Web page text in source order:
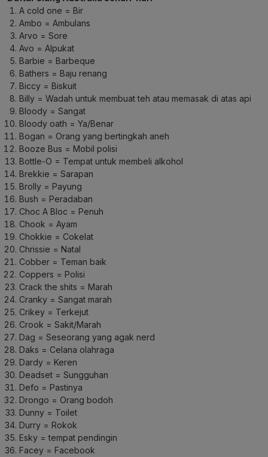
A cold one = Bir
Ambo = Ambulans
Arvo = Sore
Avo = Alpukat
Barbie = Barbeque
Bathers = Baju renang
Biccy = Biskuit
Billy = Wadah untuk membuat teh atau memasak di atas api
Bloody = Sangat
Bloody oath = Ya/Benar
Bogan = Orang yang bertingkah aneh
Booze Bus = Mobil polisi
Bottle-O = Tempat untuk membeli alkohol
Brekkie = Sarapan
Brolly = Payung
Bush = Peradaban
Choc A Bloc = Penuh
Chook = Ayam
Chokkie = Cokelat
Chrissie = Natal
Cobber = Teman baik
Coppers = Polisi
Crack the shits = Marah
Cranky = Sangat marah
Crikey = Terkejut
Crook = Sakit/Marah
Dag = Seseorang yang agak nerd
Daks = Celana olahraga
Dardy = Keren
Deadset = Sungguhan
Defo = Pastinya
Drongo = Orang bodoh
Dunny = Toilet
Durry = Rokok
Esky = tempat pendingin
Facey = Facebook